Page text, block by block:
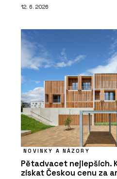
12. 6. 2026
NOVINKY A NÁZORY
Pětadvacet nejlepších.
získat Českou cenu za